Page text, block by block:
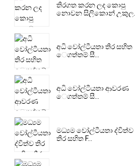
තිරගත කරන ලද කොපු
නොවන සිලිකොන් උකුල...
අධි වෝල්ටීයතා තිර සහිත
ෙගත්තම් සී...
අධි වෝල්ටීයතා ආවරණ
ෙගත්තම් සී...
මධ්‍යම වෝල්ටීයතා ද්විත්ව
තිර සහිත F...